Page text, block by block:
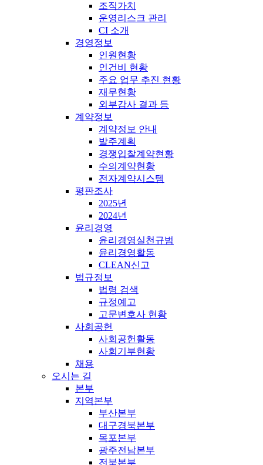
조직가치
운영리스크 관리
CI 소개
경영정보
인원현황
인건비 현황
주요 업무 추진 현황
재무현황
외부감사 결과 등
계약정보
계약정보 안내
발주계획
경쟁입찰계약현황
수의계약현황
전자계약시스템
평판조사
2025년
2024년
윤리경영
윤리경영실천규범
윤리경영활동
CLEAN신고
법규정보
법령 검색
규정예고
고문변호사 현황
사회공헌
사회공헌활동
사회기부현황
채용
오시는 길
본부
지역본부
부산본부
대구경북본부
목포본부
광주전남본부
전북본부